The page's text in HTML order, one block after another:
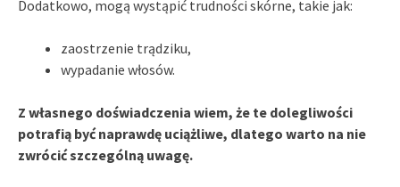
Dodatkowo, mogą wystąpić trudności skórne, takie jak:
zaostrzenie trądziku,
wypadanie włosów.
Z własnego doświadczenia wiem, że te dolegliwości
potrafią być naprawdę uciążliwe, dlatego warto na nie
zwrócić szczególną uwagę.